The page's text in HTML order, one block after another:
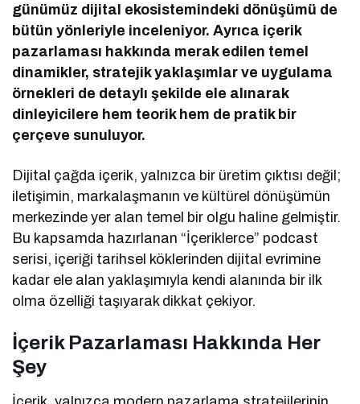
günümüz dijital ekosistemindeki dönüşümü de
bütün yönleriyle inceleniyor. Ayrıca içerik
pazarlaması hakkında merak edilen temel
dinamikler, stratejik yaklaşımlar ve uygulama
örnekleri de detaylı şekilde ele alınarak
dinleyicilere hem teorik hem de pratik bir
çerçeve sunuluyor.
Dijital çağda içerik, yalnızca bir üretim çıktısı değil;
iletişimin, markalaşmanın ve kültürel dönüşümün
merkezinde yer alan temel bir olgu haline gelmiştir.
Bu kapsamda hazırlanan “İçeriklerce” podcast
serisi, içeriği tarihsel köklerinden dijital evrimine
kadar ele alan yaklaşımıyla kendi alanında bir ilk
olma özelliği taşıyarak dikkat çekiyor.
İçerik Pazarlaması Hakkında Her
Şey